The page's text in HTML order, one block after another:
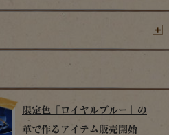
限定色「ロイヤルブルー」の
革で作るアイテム販売開始